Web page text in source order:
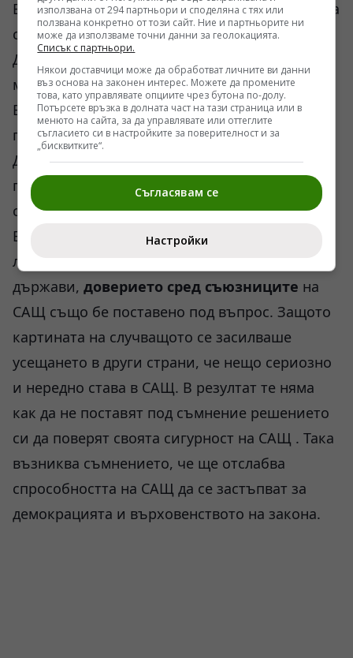
В САЩ 56% вярват, че се намират в разгара на
студена гражданска война.
Доверието в американското правителство от
май до януари е спаднало с 5 пункта.
В Китай през същия период правителсдтвото
губи 18 пункта от доверието на хората.
Доверието в медиите в САЩ е паднало с 15
пункта сред републикавнците и с 3 пункта
сред демократите.
Въпреки въодушевлението на някои
либерални среди и елита на европейски
държави, доверието сред съюзниците на
САЩ също бе поставено под въпрос. Защото
картината на случващото се засилваше
усещането в други страни, че нещо сериозно
и нередно става в САЩ. В резултат те няма
как да не поставят под съмнение решението
си да поверят своята сигурност на САЩ . Така
възниква съмнението, че ще отслабва
спрособността на САЩ да се застъпват за
демокрацията и върховенството на закона.
използвана от 294 партньори и споделяна с тях или
ползвана конкретно от този сайт. Ние и партньорите ни
може да използваме точни данни за геолокацията.
Списък с партньори.
Някои доставчици може да обработват личните ви данни
въз основа на законен интерес. Можете да промените
това, като управлявате опциите чрез бутона по-долу.
Потърсете връзка в долната част на тази страница или в
менюто на сайта, за да управлявате или оттеглите
съгласието си в настройките за поверителност и за
„бисквитките“.
Съгласявам се
Настройки